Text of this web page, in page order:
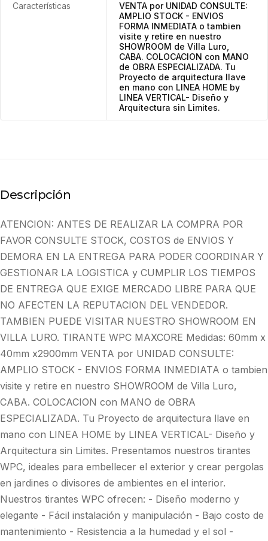
Características
VENTA por UNIDAD CONSULTE:
AMPLIO STOCK - ENVIOS
FORMA INMEDIATA o tambien
visite y retire en nuestro
SHOWROOM de Villa Luro,
CABA. COLOCACION con MANO
de OBRA ESPECIALIZADA. Tu
Proyecto de arquitectura llave
en mano con LINEA HOME by
LINEA VERTICAL- Diseño y
Arquitectura sin Limites.
Descripción
ATENCION: ANTES DE REALIZAR LA COMPRA POR
FAVOR CONSULTE STOCK, COSTOS de ENVIOS Y
DEMORA EN LA ENTREGA PARA PODER COORDINAR Y
GESTIONAR LA LOGISTICA y CUMPLIR LOS TIEMPOS
DE ENTREGA QUE EXIGE MERCADO LIBRE PARA QUE
NO AFECTEN LA REPUTACION DEL VENDEDOR.
TAMBIEN PUEDE VISITAR NUESTRO SHOWROOM EN
VILLA LURO. TIRANTE WPC MAXCORE Medidas: 60mm x
40mm x2900mm VENTA por UNIDAD CONSULTE:
AMPLIO STOCK - ENVIOS FORMA INMEDIATA o tambien
visite y retire en nuestro SHOWROOM de Villa Luro,
CABA. COLOCACION con MANO de OBRA
ESPECIALIZADA. Tu Proyecto de arquitectura llave en
mano con LINEA HOME by LINEA VERTICAL- Diseño y
Arquitectura sin Limites. Presentamos nuestros tirantes
WPC, ideales para embellecer el exterior y crear pergolas
en jardines o divisores de ambientes en el interior.
Nuestros tirantes WPC ofrecen: - Diseño moderno y
elegante - Fácil instalación y manipulación - Bajo costo de
mantenimiento - Resistencia a la humedad y el sol -